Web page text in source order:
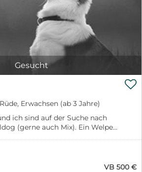
Gesucht
Erwachsen (ab 3 Jahre)
ich sind auf der Suche nach
(gerne auch Mix). Ein Welpe
Wohnung mit großer
( Ruhige Lage Nähe
und Garten hat der Hund bei uns

VB 500 €